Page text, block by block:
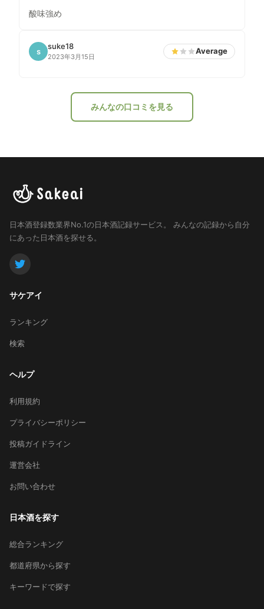
酸味強め
s
suke18
2023年3月15日
Average
みんなの口コミを見る
日本酒登録数業界No.1の日本酒記録サービス。
みんなの記録から自分
にあった日本酒を探せる。
サケアイ
ランキング
検索
ヘルプ
利用規約
プライバシーポリシー
投稿ガイドライン
運営会社
お問い合わせ
日本酒を探す
総合ランキング
都道府県から探す
キーワードで探す